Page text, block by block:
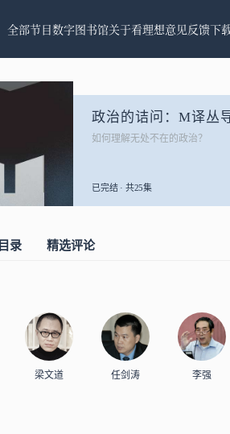
全部节目数字图书馆关于看理想意见反馈下
政治的诘问：M译丛
如何理解无处不在的政治？
已完结 · 共25集
目录 精选评论
梁文道 任剑涛 李强